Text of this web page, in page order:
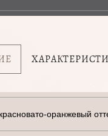
оранжевый